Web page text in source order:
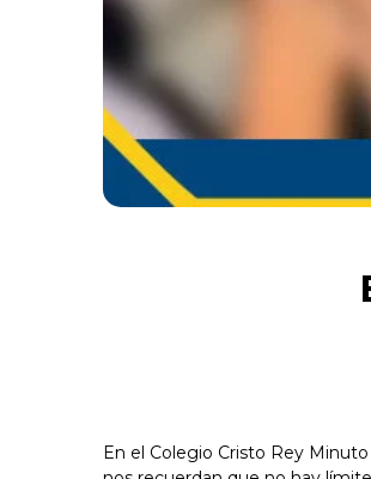
En el Colegio Cristo Rey